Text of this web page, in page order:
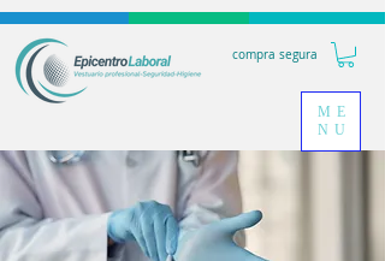
compra segura
ME
NU